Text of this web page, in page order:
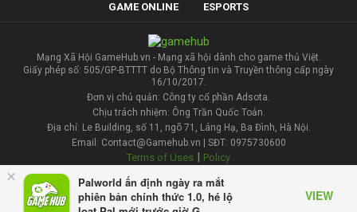
×
Palworld ấn định ngày ra mắt
phiên bản chính thức 1.0, hé lộ
VIEW
GAME ONLINE ESPORTS
Mạng Xã Hội GameHub.vn - Mạng xã hội dành cho game thủ Việt.
Giấy phép số: 505/GP-BTTTT do Bộ Thông tin và Truyền thông cấp ngày
16/10/2017.
Đơn vị chủ quản: Công ty cổ phần Adsota.
Chịu trách nhiệm: Ông Trần Quốc Toản.
Địa chỉ: Le Building, số 11, ngõ 71, Láng Hạ, Ba Đình, Hà Nội.
Email: Contact@Gamehub.vn | SĐT: 0975730600
Terms of Uses | Policy
Liên hệ đăng bài